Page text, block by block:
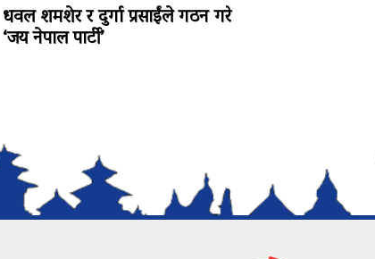
धवल शमशेर र दुर्गा प्रसाईंले गठन गरे
‘जय नेपाल पार्टी’